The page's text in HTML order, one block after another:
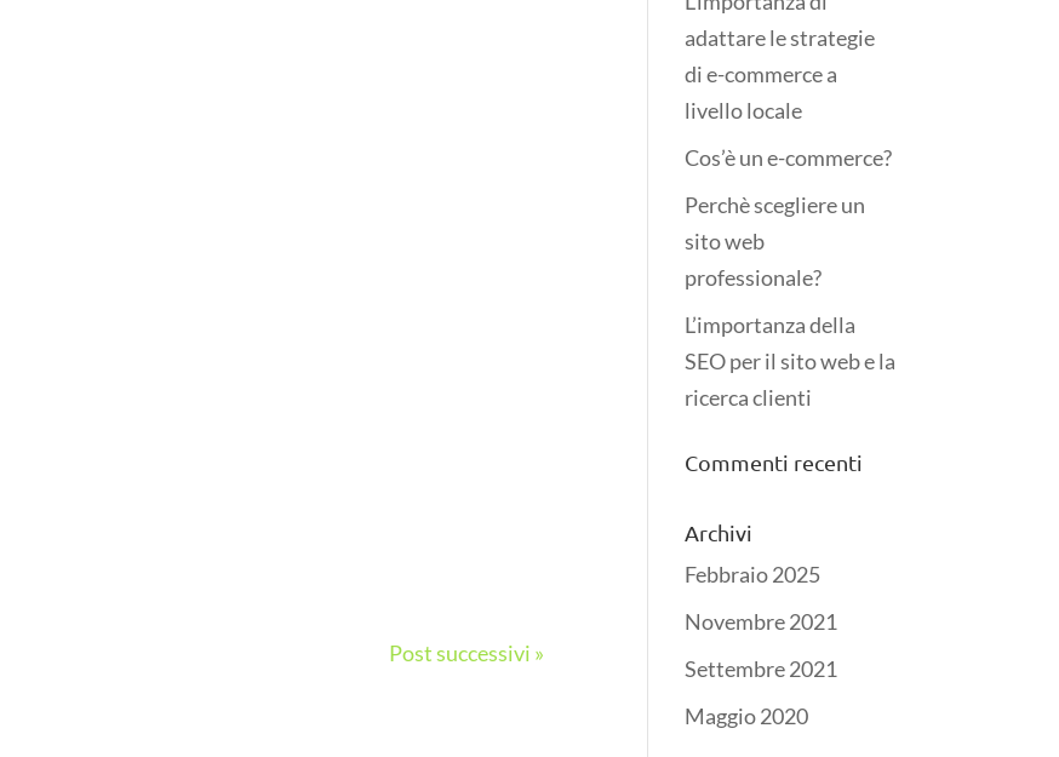
Post successivi »
adattare le strategie
di e-commerce a
livello locale
Cos’è un e-commerce?
Perchè scegliere un
sito web
professionale?
L’importanza della
SEO per il sito web e la
ricerca clienti
Commenti recenti
Archivi
Febbraio 2025
Novembre 2021
Settembre 2021
Maggio 2020